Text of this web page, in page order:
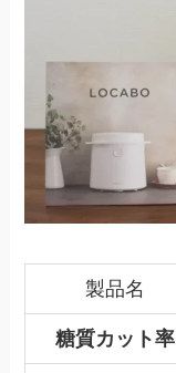
製品名
糖質カット率